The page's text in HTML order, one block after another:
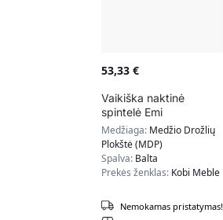
53,33 €
Vaikiška naktinė
spintelė Emi
40,5x37x40 cm, balta
Medžiaga: Medžio Drožlių
Plokštė (MDP)
Spalva: Balta
Prekės ženklas: Kobi Meble
Nemokamas pristatymas!